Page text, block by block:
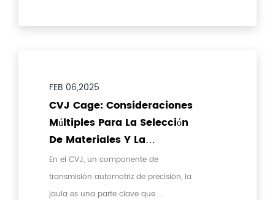
FEB 06,2025
CVJ Cage: Consideraciones
Múltiples Para La Selección
De Materiales Y La
Optimización Del
Rendimiento
En el CVJ, un componente de
transmisión automotriz de precisión, la
jaula es una parte clave que ...